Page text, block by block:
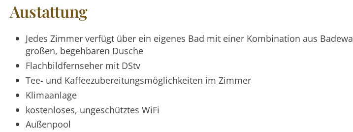
Austattung
Jedes Zimmer verfügt über ein eigenes Bad mit einer Kombination aus
großen, begehbaren Dusche
Flachbildfernseher mit DStv
Tee- und Kaffeezubereitungsmöglichkeiten im Zimmer
Klimaanlage
kostenloses, ungeschütztes WiFi
Außenpool